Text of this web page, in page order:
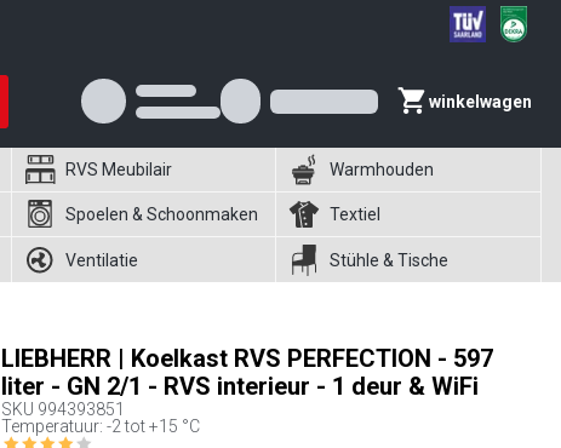
winkelwagen
RVS Meubilair Warmhouden
Spoelen & Schoonmaken Textiel
Ventilatie Stühle & Tische
LIEBHERR | Koelkast RVS PERFECTION - 597
liter - GN 2/1 - RVS interieur - 1 deur & WiFi
SKU 994393851
Temperatuur: -2 tot +15 °C